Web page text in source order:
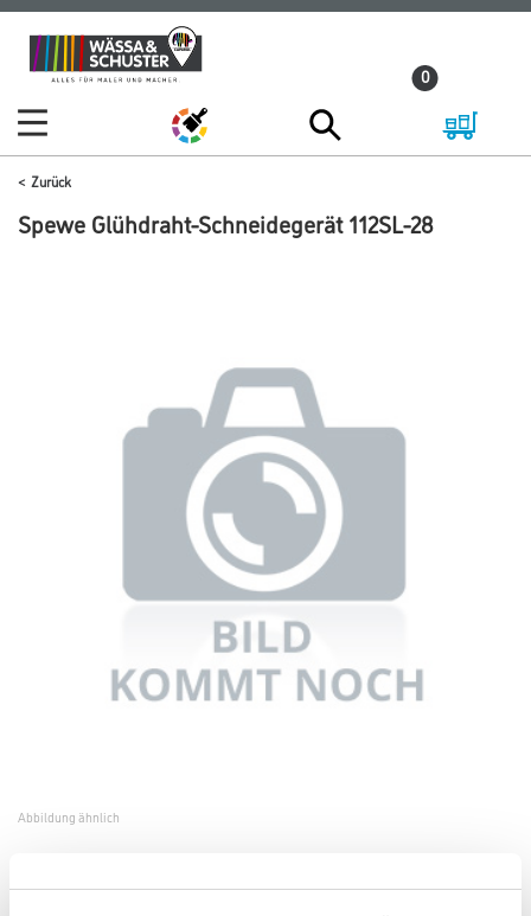
Zum
Inhalt
Zum
Navigationsmenü
0
Zurück
Spewe Glühdraht-Schneidegerät 112SL-28
Abbildung ähnlich